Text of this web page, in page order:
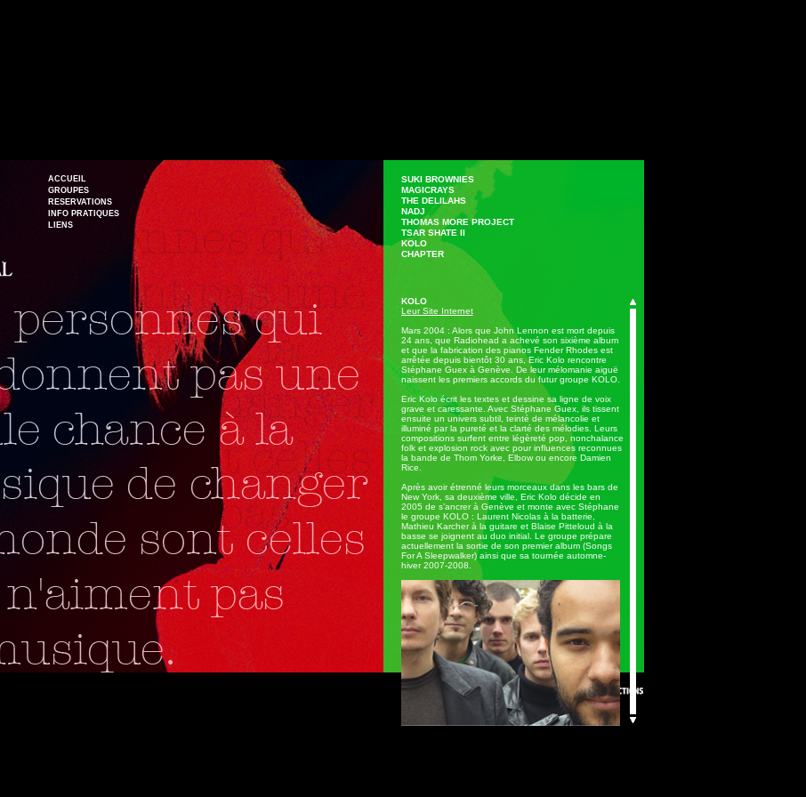
ACCUEIL
GROUPES
RESERVATIONS
INFO PRATIQUES
LIENS
SUKI BROWNIES
MAGICRAYS
THE DELILAHS
NADJ
THOMAS MORE PROJECT
TSAR SHATE II
KOLO
CHAPTER
KOLO
Leur Site Internet
Mars 2004 : Alors que John Lennon est mort depuis
24 ans, que Radiohead a achevé son sixième album
et que la fabrication des pianos Fender Rhodes est
arrêtée depuis bientôt 30 ans, Eric Kolo rencontre
Stéphane Guex à Genève. De leur mélomanie aiguë
naissent les premiers accords du futur groupe KOLO.
Eric Kolo écrit les textes et dessine sa ligne de voix
grave et caressante. Avec Stéphane Guex, ils tissent
ensuite un univers subtil, teinté de mélancolie et
illuminé par la pureté et la clarté des mélodies. Leurs
compositions surfent entre légèreté pop, nonchalance
folk et explosion rock avec pour influences reconnues
la bande de Thom Yorke, Elbow ou encore Damien
Rice.
Après avoir étrenné leurs morceaux dans les bars de
New York, sa deuxième ville, Eric Kolo décide en
2005 de s’ancrer à Genève et monte avec Stéphane
le groupe KOLO : Laurent Nicolas à la batterie,
Mathieu Karcher à la guitare et Blaise Pitteloud à la
basse se joignent au duo initial. Le groupe prépare
actuellement la sortie de son premier album (Songs
For A Sleepwalker) ainsi que sa tournée automne-
hiver 2007-2008.